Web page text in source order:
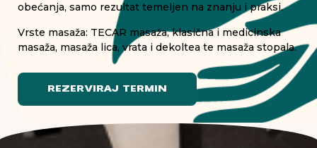
obećanja, samo rezultat temeljen na znanju i praksi.
Vrste masaža: TECAR masaža, klasična i medicinska
masaža, masaža lica, vrata i dekoltea te masaža stopala.
REZERVIRAJ TERMIN